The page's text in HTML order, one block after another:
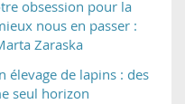
obsession pour la
nous en passer :
Zaraska
élevage de lapins : des
seul horizon